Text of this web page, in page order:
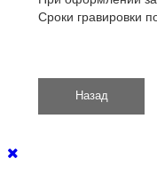
Сроки гравировки